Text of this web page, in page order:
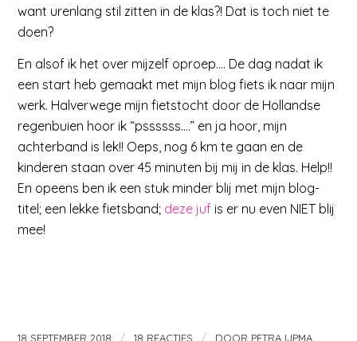
want urenlang stil zitten in de klas?! Dat is toch niet te
doen?
En alsof ik het over mijzelf oproep…. De dag nadat ik
een start heb gemaakt met mijn blog fiets ik naar mijn
werk. Halverwege mijn fietstocht door de Hollandse
regenbuien hoor ik “pssssss….” en ja hoor, mijn
achterband is lek!! Oeps, nog 6 km te gaan en de
kinderen staan over 45 minuten bij mij in de klas. Help!!
En opeens ben ik een stuk minder blij met mijn blog-
titel; een lekke fietsband; deze juf is er nu even NIET blij
mee!
18 SEPTEMBER 2018 / 18 REACTIES / DOOR PETRA IJPMA